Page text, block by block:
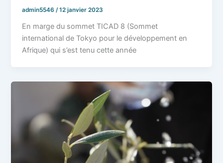
admin5546/12 janvier 2023
En marge du sommet TICAD 8 (Sommet
international de Tokyo pour le développement en
Afrique) qui s’est tenu cette année